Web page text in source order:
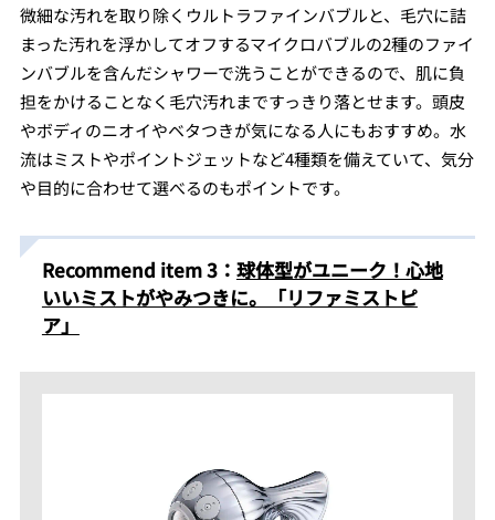
微細な汚れを取り除くウルトラファインバブルと、毛穴に詰
まった汚れを浮かしてオフするマイクロバブルの2種のファイ
ンバブルを含んだシャワーで洗うことができるので、肌に負
担をかけることなく毛穴汚れまですっきり落とせます。頭皮
やボディのニオイやベタつきが気になる人にもおすすめ。水
流はミストやポイントジェットなど4種類を備えていて、気分
や目的に合わせて選べるのもポイントです。
Recommend item 3： 球体型がユニーク！心地
いいミストがやみつきに。「リファミストピ
ア」